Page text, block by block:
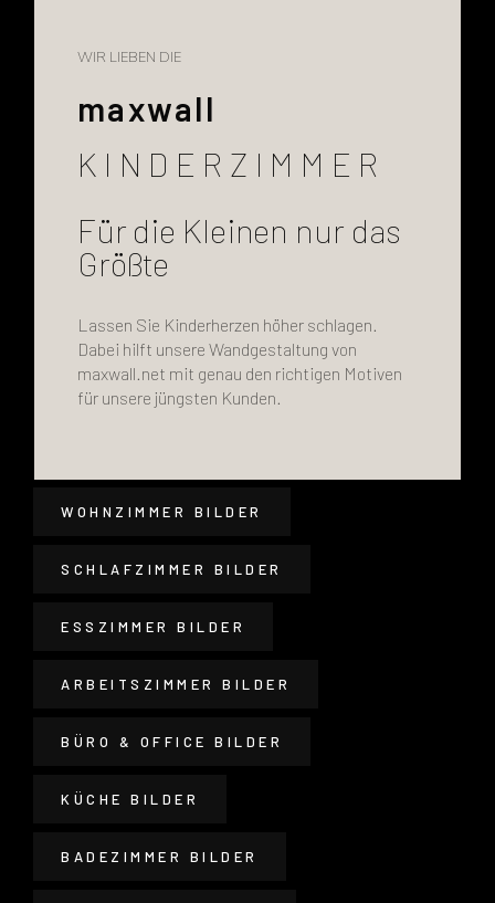
WIR LIEBEN DIE
maxwall
KINDERZIMMER
Für die Kleinen nur das
Größte
Lassen Sie Kinderherzen höher schlagen.
Dabei hilft unsere Wandgestaltung von
maxwall.net mit genau den richtigen Motiven
für unsere jüngsten Kunden.
WOHNZIMMER BILDER
SCHLAFZIMMER BILDER
ESSZIMMER BILDER
ARBEITSZIMMER BILDER
BÜRO & OFFICE BILDER
KÜCHE BILDER
BADEZIMMER BILDER